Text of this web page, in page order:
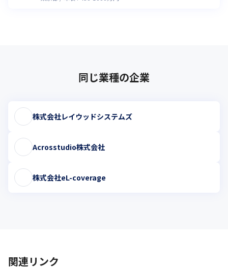
同じ業種の企業
株式会社レイウッドシステムズ
Acrosstudio株式会社
株式会社eL-coverage
関連リンク